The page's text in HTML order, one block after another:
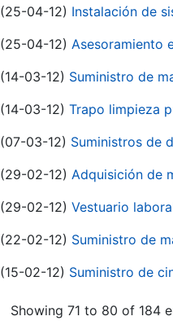
(25-04-12) Instalación de
(25-04-12) Asesoramiento
(14-03-12) Suministro de
(14-03-12) Trapo limpieza
(07-03-12) Suministros de
(29-02-12) Adquisición de
(29-02-12) Vestuario
(22-02-12) Suministro de
(15-02-12) Suministro de
Showing 71 to 80 of 184